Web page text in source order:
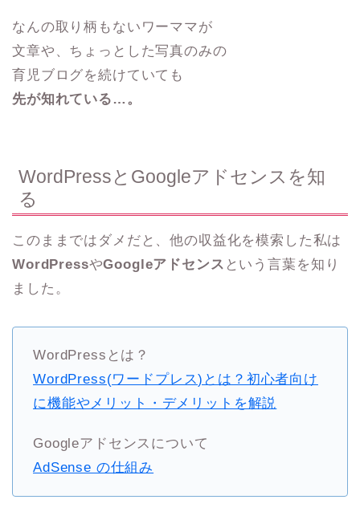
なんの取り柄もないワーママが
文章や、ちょっとした写真のみの
育児ブログを続けていても
先が知れている…。
WordPressとGoogleアドセンスを知
る
このままではダメだと、他の収益化を模索した私は
WordPressやGoogleアドセンス という言葉を知り
ました。
WordPressとは？
WordPress(ワードプレス)とは？初心者向け
に機能やメリット・デメリットを解説
Googleアドセンスについて
AdSense の仕組み